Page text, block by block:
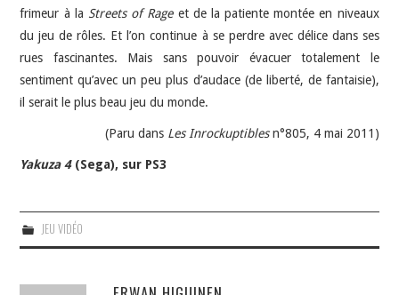
frimeur à la Streets of Rageet de la patiente montée en niveaux
du jeu de rôles. Et l’on continue à se perdre avec délice dans ses
rues fascinantes. Mais sans pouvoir évacuer totalement le
sentiment qu’avec un peu plus d’audace (de liberté, de fantaisie),
il serait le plus beau jeu du monde.
(Paru dans Les Inrockuptiblesn°805, 4 mai 2011)
Yakuza 4(Sega), sur PS3
JEU VIDÉO